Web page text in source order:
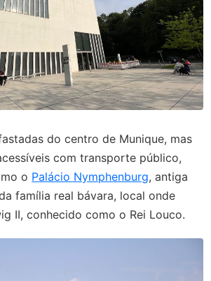
do centro de Munique, mas
com transporte público,
o Palácio Nymphenburg, antiga
família real bávara, local onde
II, conhecido como o Rei Louco.